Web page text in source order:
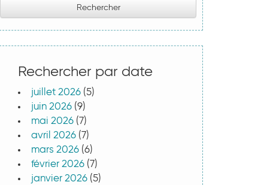
Rechercher par date
juillet 2026 (5)
juin 2026 (9)
mai 2026 (7)
avril 2026 (7)
mars 2026 (6)
février 2026 (7)
janvier 2026 (5)